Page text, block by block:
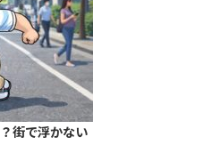
街で浮かない